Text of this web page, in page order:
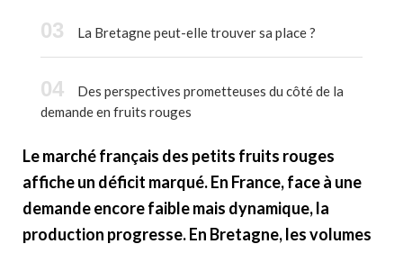
La Bretagne peut-elle trouver sa place ?
Des perspectives prometteuses du côté de la
demande en fruits rouges
Le marché français des petits fruits rouges
affiche un déficit marqué. En France, face à une
demande encore faible mais dynamique, la
production progresse. En Bretagne, les volumes